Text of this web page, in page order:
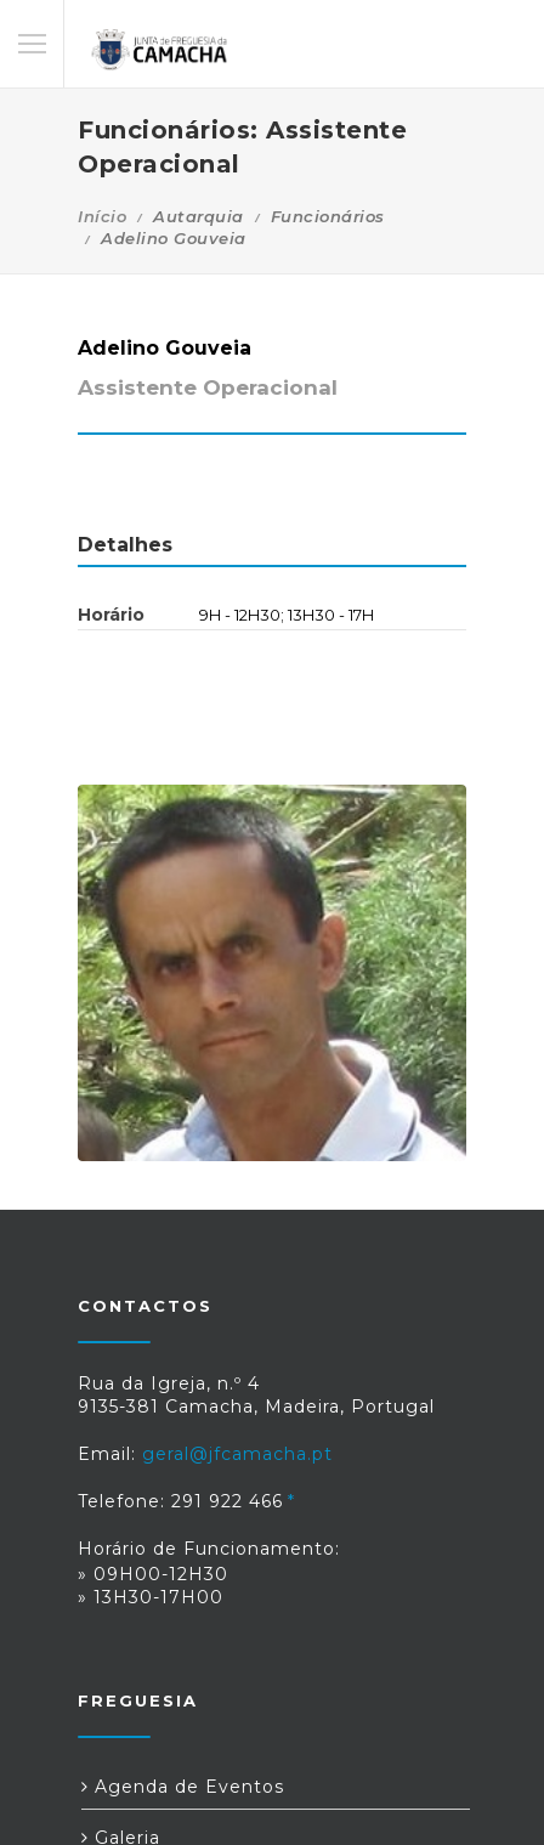
Funcionários: Assistente
Operacional
Início Autarquia
Funcionários
Adelino Gouveia
Adelino Gouveia
Assistente Operacional
Detalhes
Horário 9H - 12H30; 13H30 - 17H
CONTACTOS
Rua da Igreja, n.º 4
9135-381 Camacha, Madeira, Portugal
Email: geral@jfcamacha.pt
Telefone: 291 922 466
Horário de Funcionamento:
» 09H00-12H30
» 13H30-17H00
FREGUESIA
Agenda de Eventos
Galeria